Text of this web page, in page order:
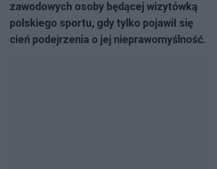
zawodowych osoby będącej wizytówką
polskiego sportu, gdy tylko pojawił się
cień podejrzenia o jej nieprawomyślność.